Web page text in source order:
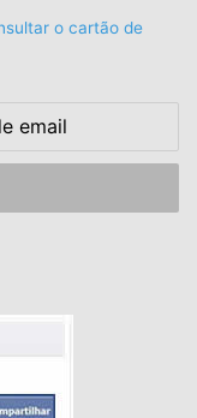
o cartão de